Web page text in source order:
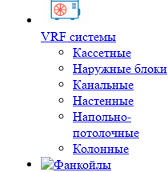
VRF системы
Кассетные
Наружные блоки
Канальные
Настенные
Напольно-
потолочные
Колонные